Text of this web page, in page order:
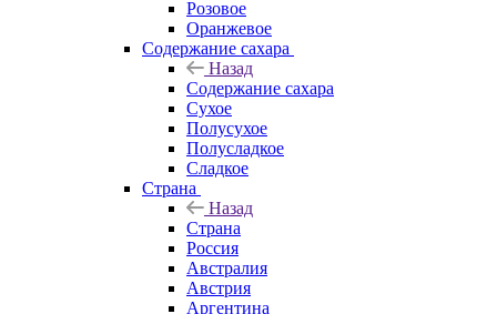
Розовое
Оранжевое
Содержание сахара
Назад
Содержание сахара
Сухое
Полусухое
Полусладкое
Сладкое
Страна
Назад
Страна
Россия
Австралия
Австрия
Аргентина